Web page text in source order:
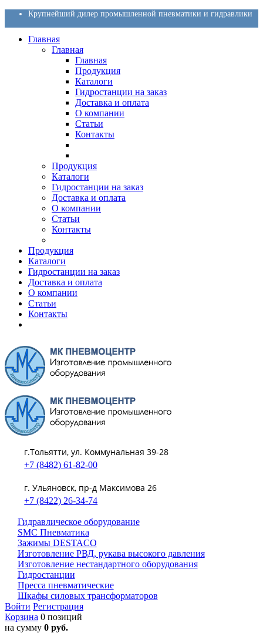
Крупнейший дилер промышленной пневматики и гидравлики
Главная
Главная
Главная
Продукция
Каталоги
Гидростанции на заказ
Доставка и оплата
О компании
Статьи
Контакты
Продукция
Каталоги
Гидростанции на заказ
Доставка и оплата
О компании
Статьи
Контакты
Продукция
Каталоги
Гидростанции на заказ
Доставка и оплата
О компании
Статьи
Контакты
г.Тольятти, ул. Коммунальная 39-28
+7 (8482) 61-82-00
г. Ульяновск, пр-д Максимова 26
+7 (8422) 26-34-74
Гидравлическое оборудование
SMC Пневматика
Зажимы DESTACO
Изготовление РВД, рукава высокого давления
Изготовление нестандартного оборудования
Гидростанции
Пресса пневматические
Шкафы силовых трансформаторов
Войти Регистрация
Корзина 0 позиций
на сумму 0 руб.